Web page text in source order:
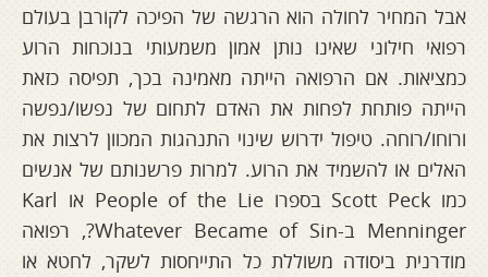
אבל המחיר לחולה הוא הרגשה של הפיכה לקורבן בעולם
רפואי חילוני שאינו נותן אמון משמעותי בנוכחות הרוע
כמציאות. אם הרפואה הייתה מאמינה בכך, תפיסה כזאת
הייתה פותחת לפחות את האדם לתחום של נפשו/נפשה
ורוחו/רוחה. טיפול ידרוש שינוי התנהגות המכוון לרצות את
האלים או להשמיד את הרוע. למרות פרשנותם של אנשים
כמו Scott Peck בספרו People of the Lie או Karl
Menninger ב-Whatever Became of Sin?, רפואה
מודרנית ביסודה משוללת כל התייחסות לשקר, לחטא או